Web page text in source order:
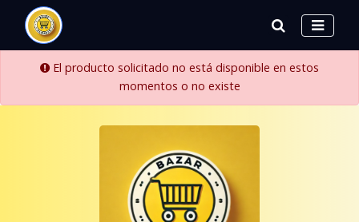
El producto solicitado no está disponible en estos
momentos o no existe